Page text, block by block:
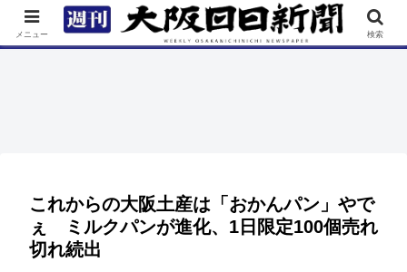
TOP 特集 ニュース 連載 街ネタ イベント
これからの大阪土産は「おかんパン」やで
ぇ ミルクパンが進化、1日限定100個売れ
切れ続出
メニュー 検索